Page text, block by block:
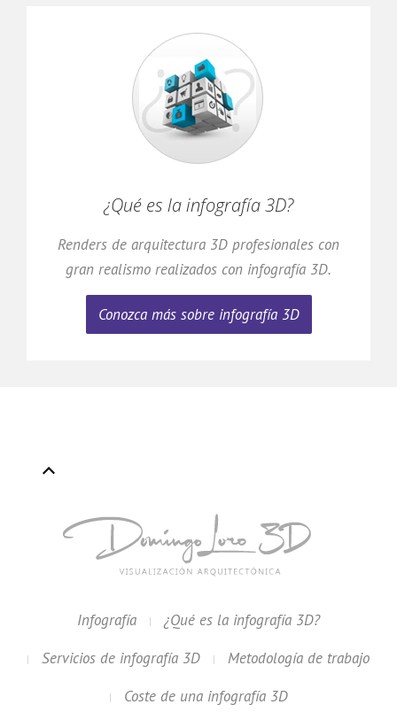
¿Qué es la infografía 3D?
Renders de arquitectura 3D profesionales con
gran realismo realizados con infografía 3D.
Conozca más sobre infografía 3D
Infografía
¿Qué es la infografía 3D?
Servicios de infografía 3D
Metodología de trabajo
Coste de una infografía 3D